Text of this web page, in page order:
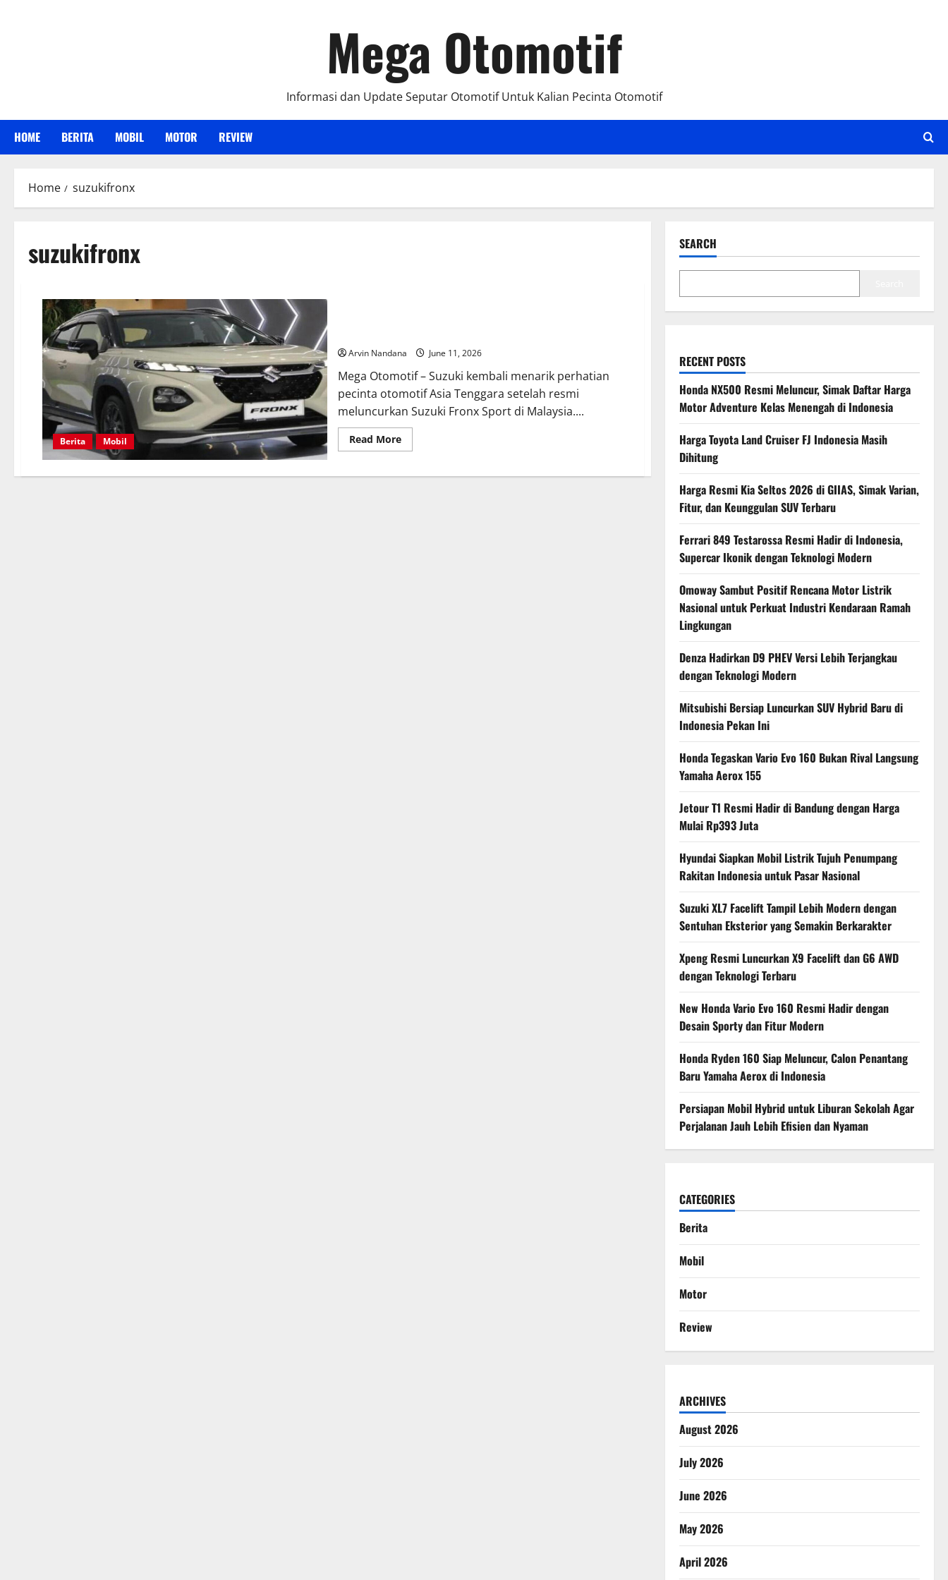
Mega Otomotif
Informasi dan Update Seputar Otomotif Untuk Kalian Pecinta Otomotif
HOME BERITA MOBIL MOTOR REVIEW
Home suzukifronx
suzukifronx
Berita Mobil
Arvin Nandana June 11, 2026
Mega Otomotif – Suzuki kembali menarik perhatian
pecinta otomotif Asia Tenggara setelah resmi
meluncurkan Suzuki Fronx Sport di Malaysia....
Read MoreRead
more
Fronx
SEARCH
RECENT POSTS
Honda NX500 Resmi Meluncur, Simak Daftar Harga
Motor Adventure Kelas Menengah di Indonesia
Harga Toyota Land Cruiser FJ Indonesia Masih
Dihitung
Harga Resmi Kia Seltos 2026 di GIIAS, Simak Varian,
Fitur, dan Keunggulan SUV Terbaru
Ferrari 849 Testarossa Resmi Hadir di Indonesia,
Supercar Ikonik dengan Teknologi Modern
Omoway Sambut Positif Rencana Motor Listrik
Nasional untuk Perkuat Industri Kendaraan Ramah
Lingkungan
Denza Hadirkan D9 PHEV Versi Lebih Terjangkau
dengan Teknologi Modern
Mitsubishi Bersiap Luncurkan SUV Hybrid Baru di
Indonesia Pekan Ini
Honda Tegaskan Vario Evo 160 Bukan Rival Langsung
Yamaha Aerox 155
Jetour T1 Resmi Hadir di Bandung dengan Harga
Mulai Rp393 Juta
Hyundai Siapkan Mobil Listrik Tujuh Penumpang
Rakitan Indonesia untuk Pasar Nasional
Suzuki XL7 Facelift Tampil Lebih Modern dengan
Sentuhan Eksterior yang Semakin Berkarakter
Xpeng Resmi Luncurkan X9 Facelift dan G6 AWD
dengan Teknologi Terbaru
New Honda Vario Evo 160 Resmi Hadir dengan
Desain Sporty dan Fitur Modern
Honda Ryden 160 Siap Meluncur, Calon Penantang
Baru Yamaha Aerox di Indonesia
Persiapan Mobil Hybrid untuk Liburan Sekolah Agar
Perjalanan Jauh Lebih Efisien dan Nyaman
CATEGORIES
Berita
Mobil
Motor
Review
ARCHIVES
August 2026
July 2026
June 2026
May 2026
April 2026